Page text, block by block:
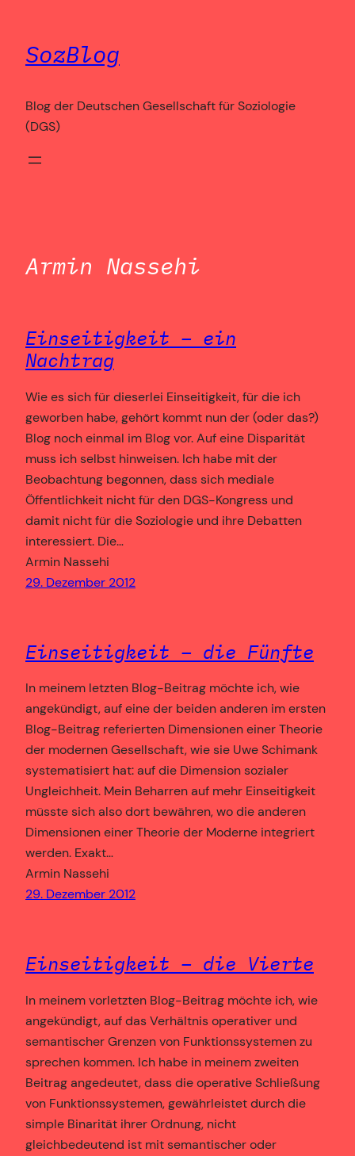
springen
SozBlog
Blog der Deutschen Gesellschaft für Soziologie
(DGS)
Armin Nassehi
Einseitigkeit – ein
Nachtrag
Wie es sich für dieserlei Einseitigkeit, für die ich
geworben habe, gehört kommt nun der (oder das?)
Blog noch einmal im Blog vor. Auf eine Disparität
muss ich selbst hinweisen. Ich habe mit der
Beobachtung begonnen, dass sich mediale
Öffentlichkeit nicht für den DGS-Kongress und
damit nicht für die Soziologie und ihre Debatten
interessiert. Die…
Armin Nassehi
29. Dezember 2012
Einseitigkeit – die Fünfte
In meinem letzten Blog-Beitrag möchte ich, wie
angekündigt, auf eine der beiden anderen im ersten
Blog-Beitrag referierten Dimensionen einer Theorie
der modernen Gesellschaft, wie sie Uwe Schimank
systematisiert hat: auf die Dimension sozialer
Ungleichheit. Mein Beharren auf mehr Einseitigkeit
müsste sich also dort bewähren, wo die anderen
Dimensionen einer Theorie der Moderne integriert
werden. Exakt…
Armin Nassehi
29. Dezember 2012
Einseitigkeit – die Vierte
In meinem vorletzten Blog-Beitrag möchte ich, wie
angekündigt, auf das Verhältnis operativer und
semantischer Grenzen von Funktionssystemen zu
sprechen kommen. Ich habe in meinem zweiten
Beitrag angedeutet, dass die operative Schließung
von Funktionssystemen, gewährleistet durch die
simple Binarität ihrer Ordnung, nicht
gleichbedeutend ist mit semantischer oder